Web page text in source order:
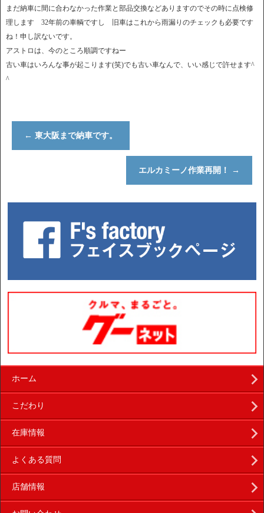
まだ納車に間に合わなかった作業と部品交換などありますのでその時に点検修
理します 32年前の車輌ですし 旧車はこれから雨漏りのチェックも必要です
ね！申し訳ないです。
アストロは、今のところ順調ですねー
古い車はいろんな事が起こります(笑)でも古い車なんで、いい感じで許せます^
^
← 東大阪まで納車です。
エルカミーノ作業再開！ →
ホーム
こだわり
在庫情報
よくある質問
店舗情報